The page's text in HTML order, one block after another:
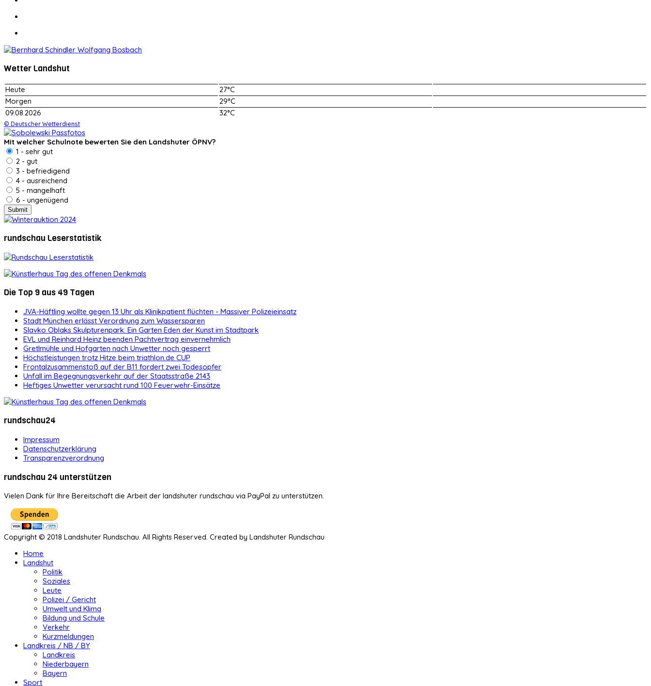
Wetter Landshut
Heute
27°C
Morgen
29°C
09.08.2026
32°C
© Deutscher Wetterdienst
Mit welcher Schulnote bewerten Sie den Landshuter ÖPNV?
1 - sehr gut
2 - gut
3 - befriedigend
4 - ausreichend
5 - mangelhaft
6 - ungenügend
rundschau Leserstatistik
Die Top 9 aus 49 Tagen
JVA-Häftling wollte gegen 13 Uhr als Klinikpatient flüchten - Massiver Polizeieinsatz
Stadt München erlässt Verordnung zum Wassersparen
Slavko Oblaks Skulpturenpark: Ein Garten Eden der Kunst im Stadtpark
EVL und Reinhard Heinz beenden Pachtvertrag einvernehmlich
Gretlmühle und Hofgarten nach Unwetter noch gesperrt
Höchstleistungen trotz Hitze beim triathlon.de CUP
Frontalzusammenstoß auf der B11 fordert zwei Todesopfer
Unfall im Begegnungsverkehr auf der Staatsstraße 2143
Heftiges Unwetter verursacht rund 100 Feuerwehr-Einsätze
rundschau24
Impressum
Datenschutzerklärung
Transparenzverordnung
rundschau 24 unterstützen
Vielen Dank für Ihre Bereitschaft die Arbeit der landshuter rundschau via PayPal zu unterstützen.
Copyright © 2018 Landshuter Rundschau. All Rights Reserved. Created by Landshuter Rundschau
Home
Landshut
Politik
Soziales
Leute
Polizei / Gericht
Umwelt und Klima
Bildung und Schule
Verkehr
Kurzmeldungen
Landkreis / NB / BY
Landkreis
Niederbayern
Bayern
Sport